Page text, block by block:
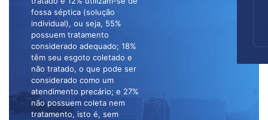
fossa séptica (solução
individual), ou seja, 55%
possuem tratamento
considerado adequado; 18%
têm seu esgoto coletado e
não tratado, o que pode ser
considerado como um
atendimento precário; e 27%
não possuem coleta nem
tratamento, isto é, sem